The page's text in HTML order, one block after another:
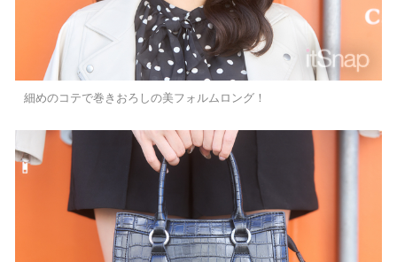
細めのコテで巻きおろしの美フォルムロング！